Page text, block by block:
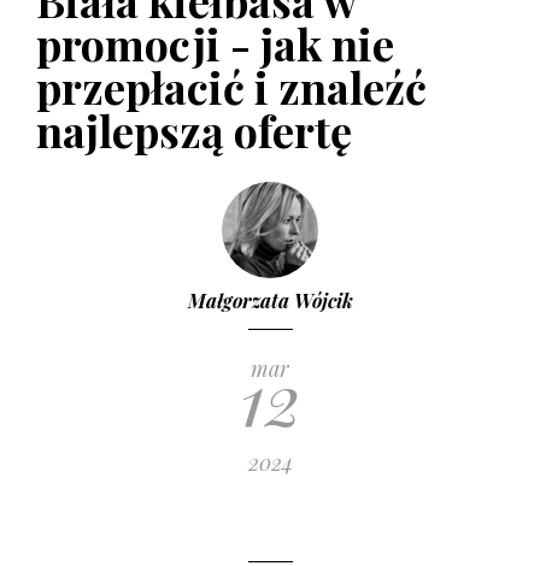
promocji - jak nie
przepłacić i znaleźć
najlepszą ofertę
Małgorzata Wójcik
mar
12
2024